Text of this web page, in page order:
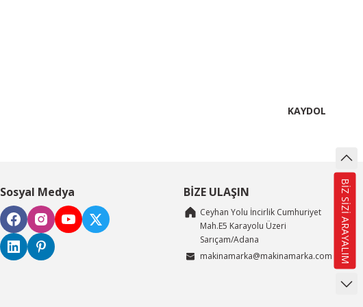
KAYDOL
Sosyal Medya BİZE ULAŞIN
Ceyhan Yolu İncirlik Cumhuriyet
Mah.E5 Karayolu Üzeri
Sarıçam/Adana
makinamarka@makinamarka.com
BİZ SİZİ ARAYALIM